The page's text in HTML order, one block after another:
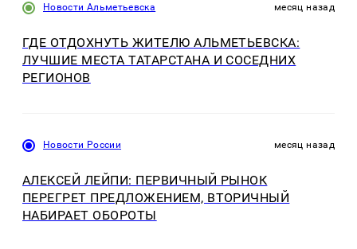
Новости Альметьевска месяц назад
ГДЕ ОТДОХНУТЬ ЖИТЕЛЮ АЛЬМЕТЬЕВСКА:
ЛУЧШИЕ МЕСТА ТАТАРСТАНА И СОСЕДНИХ
РЕГИОНОВ
Новости России месяц назад
АЛЕКСЕЙ ЛЕЙПИ: ПЕРВИЧНЫЙ РЫНОК
ПЕРЕГРЕТ ПРЕДЛОЖЕНИЕМ, ВТОРИЧНЫЙ
НАБИРАЕТ ОБОРОТЫ